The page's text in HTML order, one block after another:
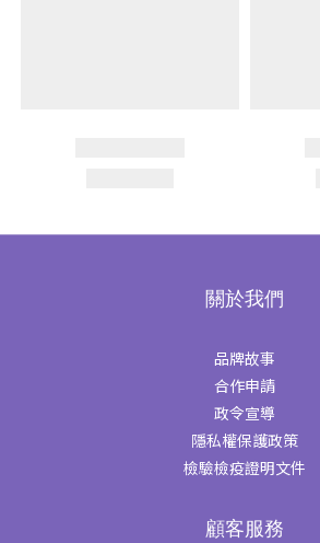
關於我們
品牌故事
合作申請
政令宣導
隱私權保護政策
檢驗檢疫證明文件
顧客服務